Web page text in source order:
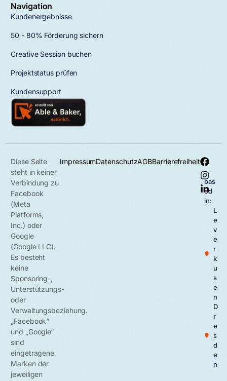
Navigation
Kundenergebnisse
50 - 80% Förderung sichern
Creative Session buchen
Projektstatus prüfen
Kundensupport
ImpressumDatenschutzAGBBarrierefreiheit
bas
ed
in:
L
e
v
e
r
k
u
s
e
n
D
r
e
s
d
e
n
Diese Seite
steht in keiner
Verbindung zu
Facebook
(Meta
Platforms,
Inc.) oder
Google
(Google LLC).
Es besteht
keine
Sponsoring-,
Unterstützungs-
oder
Verwaltungsbeziehung.
„Facebook“
und „Google“
sind
eingetragene
Marken der
jeweiligen